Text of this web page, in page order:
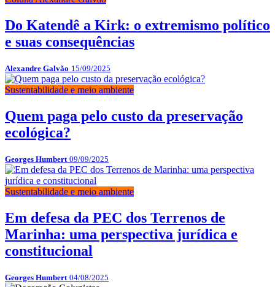
Do Katendê a Kirk: o extremismo político
e suas consequências
Alexandre Galvão 15/09/2025
Sustentabilidade e meio ambiente
Quem paga pelo custo da preservação
ecológica?
Georges Humbert 09/09/2025
Sustentabilidade e meio ambiente
Em defesa da PEC dos Terrenos de
Marinha: uma perspectiva jurídica e
constitucional
Georges Humbert 04/08/2025